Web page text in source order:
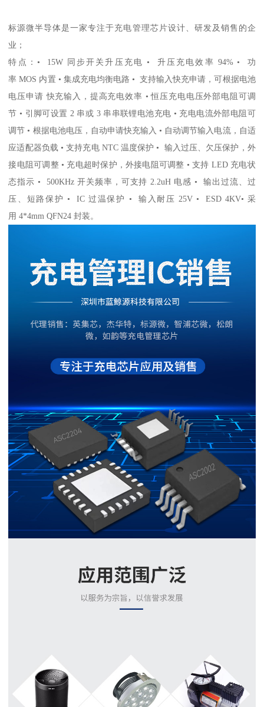
标源微半导体是一家专注于充电管理芯片设计、研发及销售的企
业；
特点：• 15W 同步开关升压充电 • 升压充电效率 94% • 功
率 MOS 内置 • 集成充电均衡电路 • 支持输入快充申请，可根据电池
电压申请 快充输入，提高充电效率 • 恒压充电电压外部电阻可调
节 • 引脚可设置 2 串或 3 串串联锂电池充电 • 充电电流外部电阻可
调节 • 根据电池电压，自动申请快充输入 • 自动调节输入电流，自适
应适配器负载 • 支持充电 NTC 温度保护 • 输入过压、欠压保护，外
接电阻可调整 • 充电超时保护，外接电阻可调整 • 支持 LED 充电状
态指示 • 500KHz 开关频率，可支持 2.2uH 电感 • 输出过流、过
压、短路保护 • IC 过温保护 • 输入耐压 25V • ESD 4KV• 采
用 4*4mm QFN24 封装。